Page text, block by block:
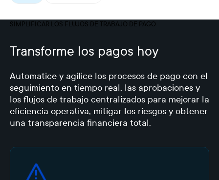
SIMPLIFICAR LOS FLUJOS DE TRABAJO DE PAGO
Transforme los pagos hoy
Automatice y agilice los procesos de pago con el
seguimiento en tiempo real, las aprobaciones y
los flujos de trabajo centralizados para mejorar la
eficiencia operativa, mitigar los riesgos y obtener
una transparencia financiera total.